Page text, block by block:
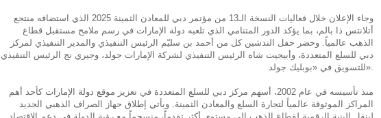
وجاء الإعلان خلال فعاليات النسخة الـ13 من مؤتمر دبي للمعادن الثمينة 2025 الذي استضافه منتجع
أتلانتس ذا بالم، بما يؤكد الدور المتنامي الذي تلعبه دولة الإمارات في رسم ملامح مستقبل قطاع
الذهب عالمياً. وحضر حفل التدشين كل من أحمد بن سليّم الرئيس التنفيذي والمدير التنفيذي لمركز
دبي للسلع المتعددة، وأبيجيت شاه الرئيس التنفيذي لشركة الإمارات جولد، وجيري نج الرئيس التنفيذي
للتسويق في «بوبليك جولد».
منذ تأسيسه في عام 2002، أسهم مركز دبي للسلع المتعددة في تعزيز موقع دولة الإمارات كأحد أهم
المراكز الموثوقة عالمياً لتجارة السلع والمعادن الثمينة. ويأتي إطلاق جهاز الصراف الذهبي الجديد